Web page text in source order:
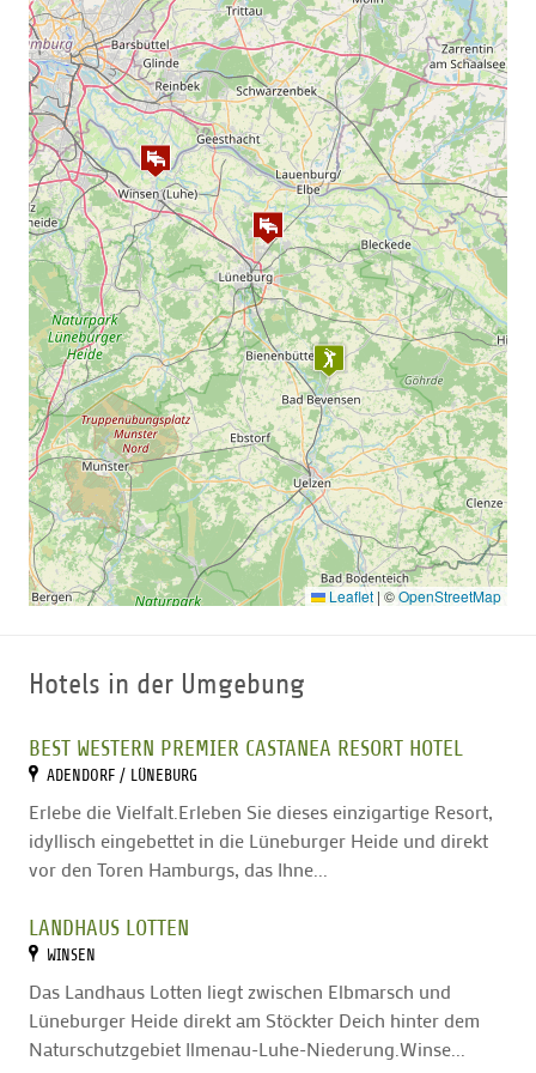
Hamburg spielt Golf Card 18 Loch
Wochentags
49,00
Hamburg spielt Golf Card 18 Loch
Wochenende
56,00
Greenfee 9 Löcher
Wochentags
40,00
Wochenende
45,00
Gruppenangebot
Just Play
Greenfee auf der Golfanlage Bad Bevensen
Scorekartenerstellung und Turnierauswertung
Preis pro Person Mo-Fr
Bei Gruppen ab 10 Personen € 55,-
Preis pro Person Sa-So/Feiertage
Bei Gruppen ab 10 Personen € 65,-
Allgemeine Preise:
E-Cart 18-Loch € 30,- E-Cart 9-Loch € 18,-
Leaflet | ©OpenStreetMap
Hotels in der Umgebung
BEST WESTERN PREMIER CASTANEA RESORT HOTEL
ADENDORF / LÜNEBURG
Erlebe die Vielfalt.Erleben Sie dieses einzigartige Resort,
idyllisch eingebettet in die Lüneburger Heide und direkt
vor den Toren Hamburgs, das Ihne...
LANDHAUS LOTTEN
WINSEN
Das Landhaus Lotten liegt zwischen Elbmarsch und
Lüneburger Heide direkt am Stöckter Deich hinter dem
Naturschutzgebiet Ilmenau-Luhe-Niederung.Winse...